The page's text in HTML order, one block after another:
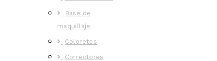
Base de
maquillaje
Coloretes
Correctores